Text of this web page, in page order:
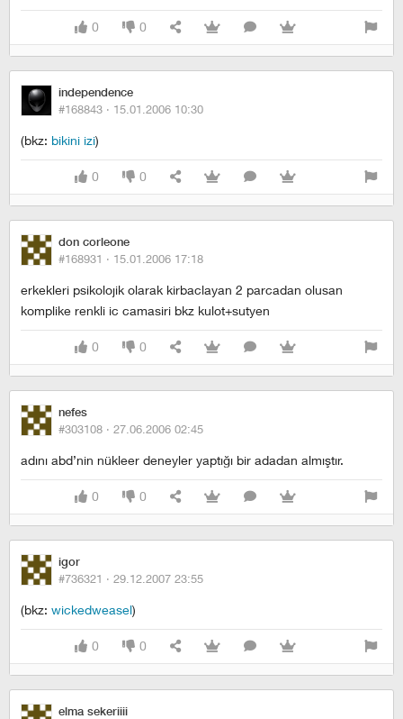
0 0
independence
#168843 · 15.01.2006 10:30
(bkz: bikini izi)
0 0
don corleone
#168931 · 15.01.2006 17:18
erkekleri psikolojik olarak kirbaclayan 2 parcadan olusan
komplike renkli ic camasiri bkz kulot+sutyen
0 0
nefes
#303108 · 27.06.2006 02:45
adını abd’nin nükleer deneyler yaptığı bir adadan almıştır.
0 0
igor
#736321 · 29.12.2007 23:55
(bkz: wickedweasel)
0 0
elma sekeriiii